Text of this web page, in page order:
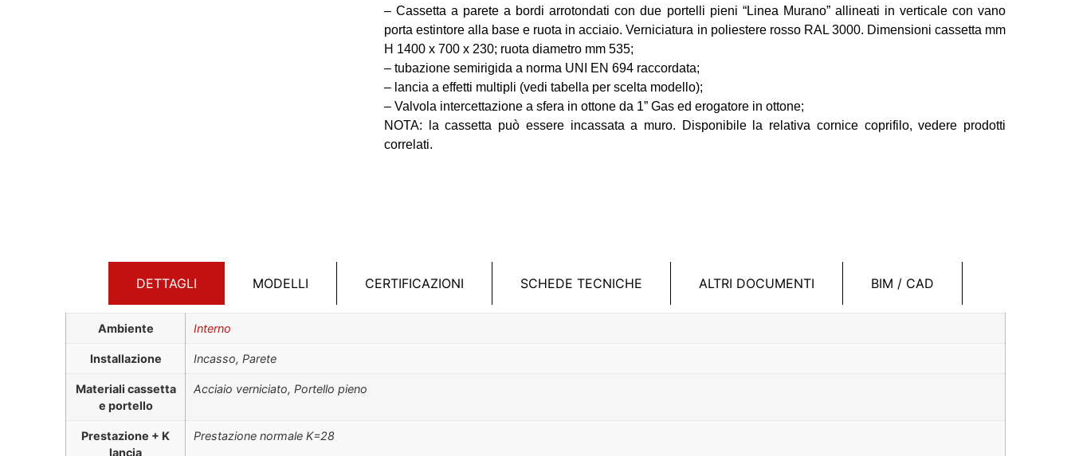
– Cassetta a parete a bordi arrotondati con due portelli pieni “Linea Murano” allineati in verticale con vano
porta estintore alla base e ruota in acciaio. Verniciatura in poliestere rosso RAL 3000. Dimensioni cassetta mm
H 1400 x 700 x 230; ruota diametro mm 535;
– tubazione semirigida a norma UNI EN 694 raccordata;
– lancia a effetti multipli (vedi tabella per scelta modello);
– Valvola intercettazione a sfera in ottone da 1” Gas ed erogatore in ottone;
NOTA: la cassetta può essere incassata a muro. Disponibile la relativa cornice coprifilo, vedere prodotti
correlati.
DETTAGLI MODELLI CERTIFICAZIONI SCHEDE TECNICHE ALTRI DOCUMENTI BIM / CAD
Ambiente Interno
Installazione Incasso, Parete
Materiali cassetta
e portello
Acciaio verniciato, Portello pieno
Prestazione + K
lancia
Prestazione normale K=28